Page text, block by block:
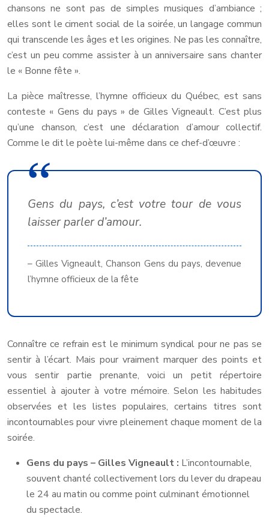
chansons ne sont pas de simples musiques d’ambiance ;
elles sont le ciment social de la soirée, un langage commun
qui transcende les âges et les origines. Ne pas les connaître,
c’est un peu comme assister à un anniversaire sans chanter
le « Bonne fête ».
La pièce maîtresse, l’hymne officieux du Québec, est sans
conteste « Gens du pays » de Gilles Vigneault. C’est plus
qu’une chanson, c’est une déclaration d’amour collectif.
Comme le dit le poète lui-même dans ce chef-d’œuvre :
Gens du pays, c’est votre tour de vous
laisser parler d’amour.
– Gilles Vigneault, Chanson Gens du pays, devenue
l’hymne officieux de la fête
Connaître ce refrain est le minimum syndical pour ne pas se
sentir à l’écart. Mais pour vraiment marquer des points et
vous sentir partie prenante, voici un petit répertoire
essentiel à ajouter à votre mémoire. Selon les habitudes
observées et les listes populaires, certains titres sont
incontournables pour vivre pleinement chaque moment de la
soirée.
Gens du pays – Gilles Vigneault : L’incontournable,
souvent chanté collectivement lors du lever du drapeau
le 24 au matin ou comme point culminant émotionnel
du spectacle.